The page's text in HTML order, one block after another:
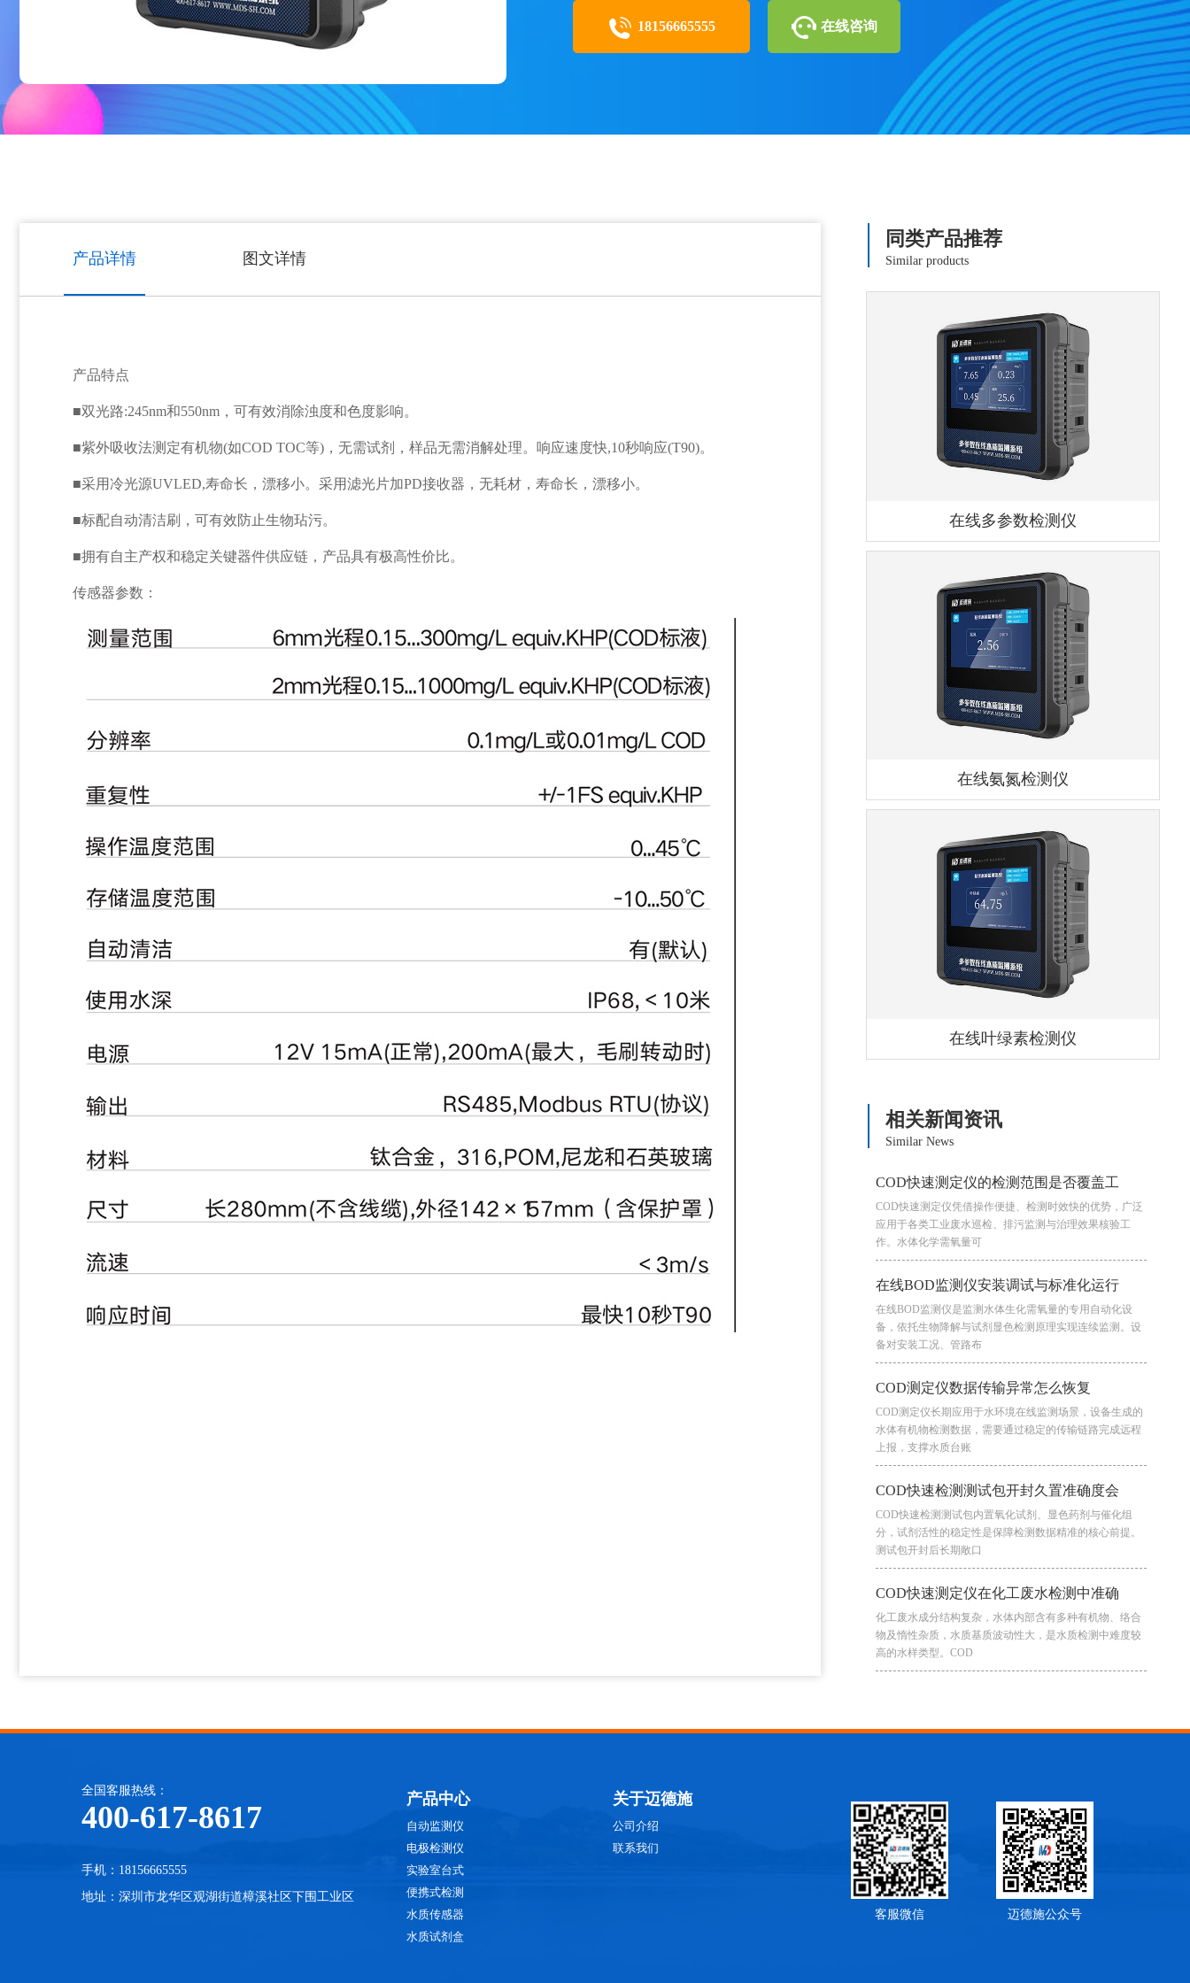
18156665555 在线咨询
产品详情 图文详情
产品特点
■双光路:245nm和550nm，可有效消除浊度和色度影响。
■紫外吸收法测定有机物(如COD TOC等)，无需试剂，样品无需消解处理。响应速度快,10秒响应(T90)。
■采用冷光源UVLED,寿命长，漂移小。采用滤光片加PD接收器，无耗材，寿命长，漂移小。
■标配自动清洁刷，可有效防止生物玷污。
■拥有自主产权和稳定关键器件供应链，产品具有极高性价比。
传感器参数：
同类产品推荐
Similar products
在线多参数检测仪
在线氨氮检测仪
在线叶绿素检测仪
相关新闻资讯
Similar News
COD快速测定仪的检测范围是否覆盖工
COD快速测定仪凭借操作便捷、检测时效快的优势，广泛
应用于各类工业废水巡检、排污监测与治理效果核验工
作。水体化学需氧量可
在线BOD监测仪安装调试与标准化运行
在线BOD监测仪是监测水体生化需氧量的专用自动化设
备，依托生物降解与试剂显色检测原理实现连续监测。设
备对安装工况、管路布
COD测定仪数据传输异常怎么恢复
COD测定仪长期应用于水环境在线监测场景，设备生成的
水体有机物检测数据，需要通过稳定的传输链路完成远程
上报，支撑水质台账
COD快速检测测试包开封久置准确度会
COD快速检测测试包内置氧化试剂、显色药剂与催化组
分，试剂活性的稳定性是保障检测数据精准的核心前提。
测试包开封后长期敞口
COD快速测定仪在化工废水检测中准确
化工废水成分结构复杂，水体内部含有多种有机物、络合
物及惰性杂质，水质基质波动性大，是水质检测中难度较
高的水样类型。COD
全国客服热线：
400-617-8617
手机：18156665555
地址：深圳市龙华区观湖街道樟溪社区下围工业区
产品中心
自动监测仪
电极检测仪
实验室台式
便携式检测
水质传感器
水质试剂盒
关于迈德施
公司介绍
联系我们
客服微信 迈德施公众号